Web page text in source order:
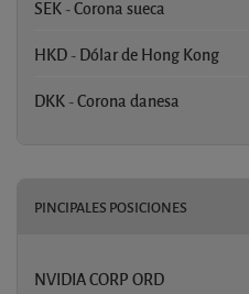
SEK - Corona sueca
HKD - Dólar de Hong Kong
DKK - Corona danesa
PINCIPALES POSICIONES
NVIDIA CORP ORD